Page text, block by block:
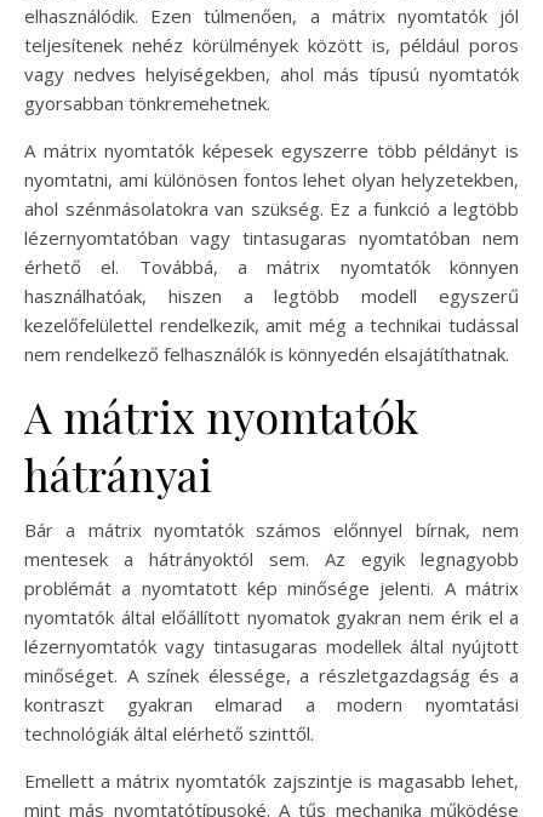
elhasználódik. Ezen túlmenően, a mátrix nyomtatók jól
teljesítenek nehéz körülmények között is, például poros
vagy nedves helyiségekben, ahol más típusú nyomtatók
gyorsabban tönkremehetnek.
A mátrix nyomtatók képesek egyszerre több példányt is
nyomtatni, ami különösen fontos lehet olyan helyzetekben,
ahol szénmásolatokra van szükség. Ez a funkció a legtöbb
lézernyomtatóban vagy tintasugaras nyomtatóban nem
érhető el. Továbbá, a mátrix nyomtatók könnyen
használhatóak, hiszen a legtöbb modell egyszerű
kezelőfelülettel rendelkezik, amit még a technikai tudással
nem rendelkező felhasználók is könnyedén elsajátíthatnak.
A mátrix nyomtatók
hátrányai
Bár a mátrix nyomtatók számos előnnyel bírnak, nem
mentesek a hátrányoktól sem. Az egyik legnagyobb
problémát a nyomtatott kép minősége jelenti. A mátrix
nyomtatók által előállított nyomatok gyakran nem érik el a
lézernyomtatók vagy tintasugaras modellek által nyújtott
minőséget. A színek élessége, a részletgazdagság és a
kontraszt gyakran elmarad a modern nyomtatási
technológiák által elérhető szinttől.
Emellett a mátrix nyomtatók zajszintje is magasabb lehet,
mint más nyomtatótípusoké. A tűs mechanika működése